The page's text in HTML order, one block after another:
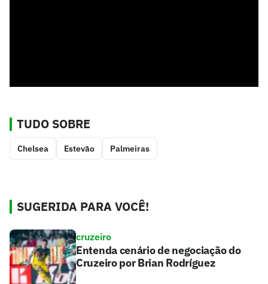
TUDO SOBRE
Chelsea Estevão Palmeiras
SUGERIDA PARA VOCÊ!
cruzeiro
Entenda cenário de negociação do
Cruzeiro por Brian Rodríguez